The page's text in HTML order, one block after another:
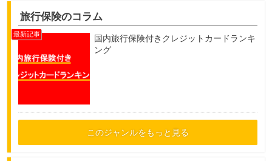
旅行保険のコラム
国内旅行保険付きクレジットカードランキ
ング
このジャンルをもっと見る